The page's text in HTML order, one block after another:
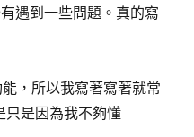
遇到一些問題。真的寫
，所以我寫著寫著就常
只是因為我不夠懂